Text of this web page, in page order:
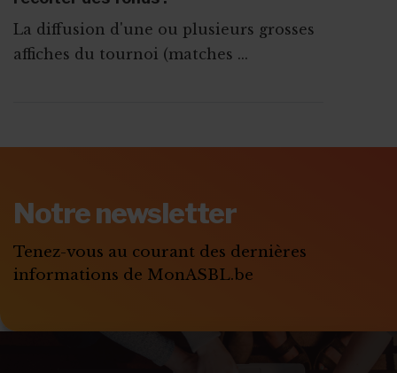
La diffusion d'une ou plusieurs grosses
affiches du tournoi (matches ...
MONASBL.BE
S'ABONNER
Notre newsletter
Tenez-vous au courant des dernières
informations de MonASBL.be